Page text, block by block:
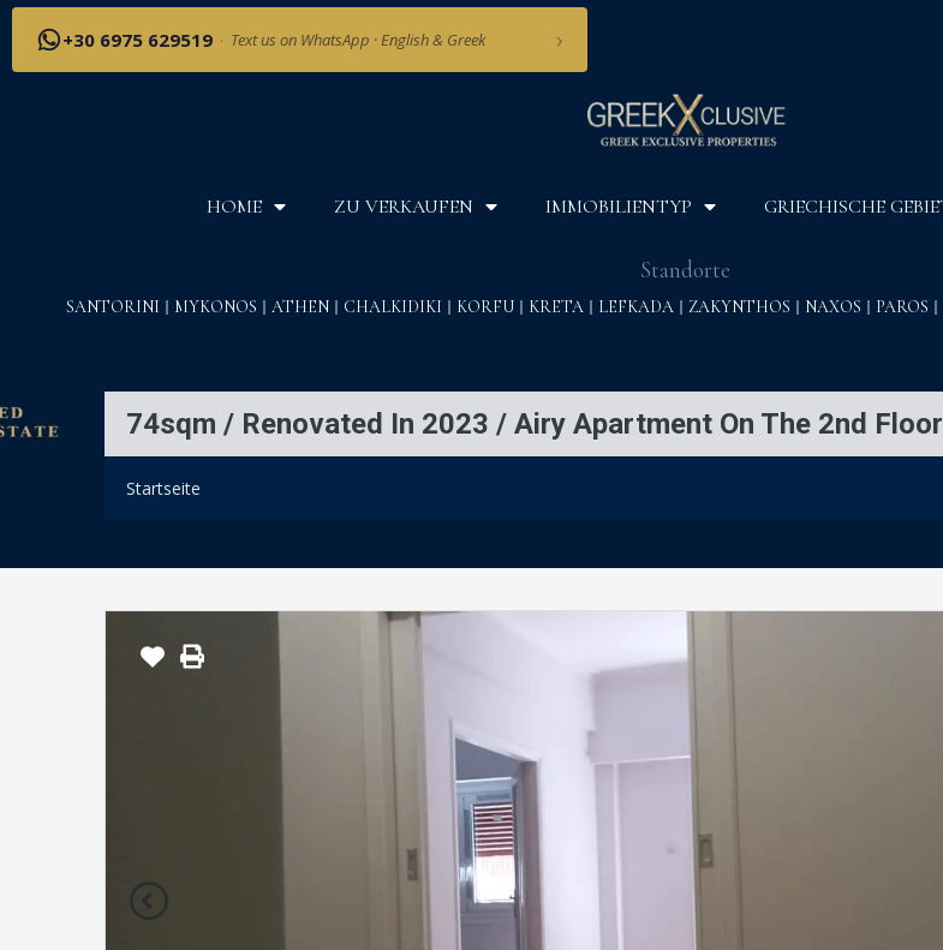
+30 6975 629519 · Text us on WhatsApp · English & Greek ›
HOME ZU VERKAUFEN IMMOBILIENTYP GRIECHISCHE
Standorte
SANTORINI MYKONOS ATHEN CHALKIDIKI KORFU KRETA LEFKADA ZAKYNTHOS NAXOS PAROS
74sqm / Renovated In 2023 / Airy Apartment On The 2nd Floor
Startseite